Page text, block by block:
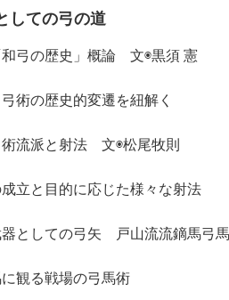
しての弓の道
の歴史」概論 文◉黒須 憲
術の歴史的変遷を紐解く
流派と射法 文◉松尾牧則
立と目的に応じた様々な射法
しての弓矢 戸山流流鏑馬弓馬
観る戦場の弓馬術